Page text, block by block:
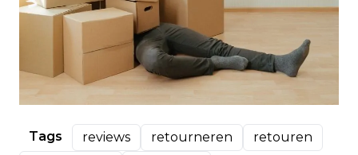
Tags reviews retourneren
retouren